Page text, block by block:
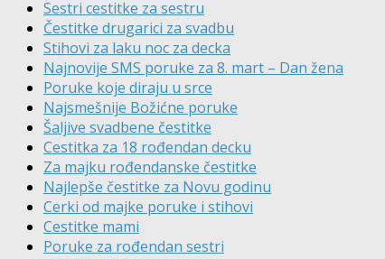
Sestri cestitke za sestru
Čestitke drugarici za svadbu
Stihovi za laku noc za decka
Najnovije SMS poruke za 8. mart – Dan žena
Poruke koje diraju u srce
Najsmešnije Božićne poruke
Šaljive svadbene čestitke
Cestitka za 18 rođendan decku
Za majku rođendanske čestitke
Najlepše čestitke za Novu godinu
Cerki od majke poruke i stihovi
Cestitke mami
Poruke za rođendan sestri